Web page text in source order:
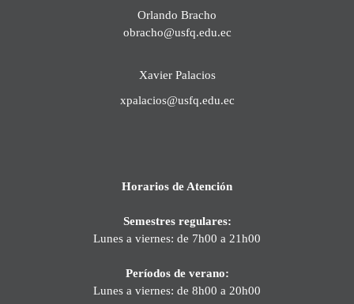
Orlando Bracho
obracho@usfq.edu.ec
Xavier Palacios
xpalacios@usfq.edu.ec
Horarios de Atención
Semestres regulares:
Lunes a viernes: de 7h00 a 21h00
Períodos de verano:
Lunes a viernes: de 8h00 a 20h00